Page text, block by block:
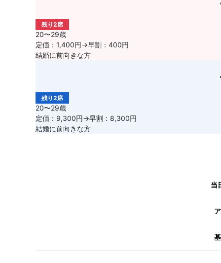
残り2席
20〜29歳
定価：1,400円→早割：400円
結婚に前向きな方
残り2席
20〜29歳
定価：9,300円→早割：8,300円
結婚に前向きな方
当